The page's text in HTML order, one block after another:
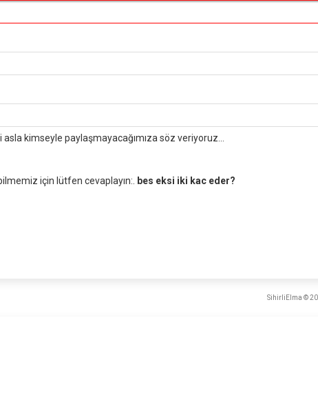
kimseyle paylaşmayacağımıza söz veriyoruz...
için lütfen cevaplayın:.
bes eksi iki kac eder?
SihirliElma ©